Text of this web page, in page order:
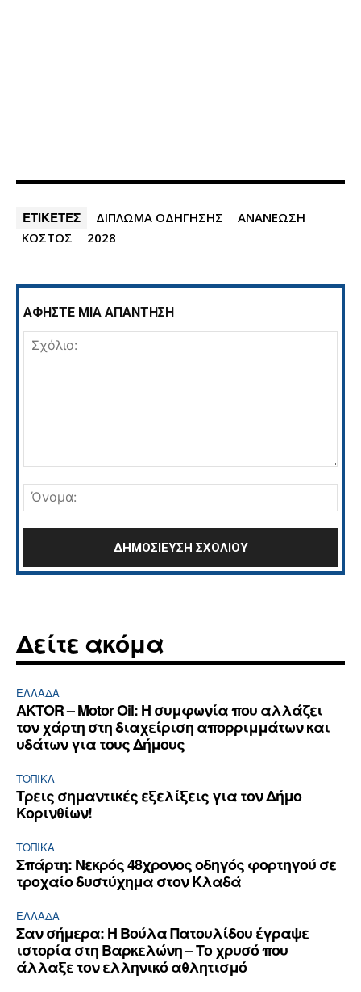
ΕΤΙΚΕΤΕΣ ΔΙΠΛΩΜΑ ΟΔΗΓΗΣΗΣ
ΑΝΑΝΕΩΣΗ
ΚΟΣΤΟΣ
2028
ΑΦΗΣΤΕ ΜΙΑ ΑΠΑΝΤΗΣΗ
Δείτε ακόμα
ΕΛΛΆΔΑ
AKTOR – Motor Oil: Η συμφωνία που αλλάζει
τον χάρτη στη διαχείριση απορριμμάτων και
υδάτων για τους Δήμους
ΤΟΠΙΚΑ
Τρεις σημαντικές εξελίξεις για τον Δήμο
Κορινθίων!
ΤΟΠΙΚΑ
Σπάρτη: Νεκρός 48χρονος οδηγός φορτηγού σε
τροχαίο δυστύχημα στον Κλαδά
ΕΛΛΆΔΑ
Σαν σήμερα: Η Βούλα Πατουλίδου έγραψε
ιστορία στη Βαρκελώνη – Το χρυσό που
άλλαξε τον ελληνικό αθλητισμό